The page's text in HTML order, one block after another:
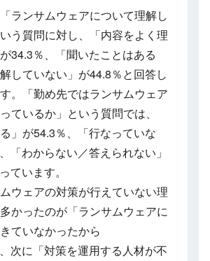
ランサムウェアについて理解し
う質問に対し、「内容をよく理
34.3％、「聞いたことはある
していない」が44.8％と回答し
。「勤め先ではランサムウェア
ているか」という質問では、
る」が54.3％、「行なっていな
「わからない／答えられない」
ています。
ウェアの対策が行えていない理
かったのが「ランサムウェアに
ていなかったから
、次に「対策を運用する人材が不